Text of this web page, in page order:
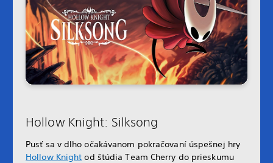
Hollow Knight: Silksong
Pusť sa v dlho očakávanom pokračovaní úspešnej hry
Hollow Knight od štúdia Team Cherry do prieskumu